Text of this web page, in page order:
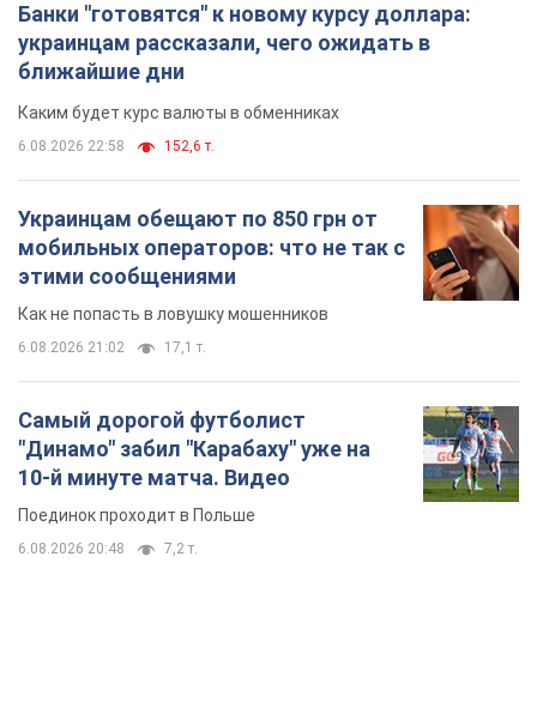
Банки "готовятся" к новому курсу доллара:
украинцам рассказали, чего ожидать в
ближайшие дни
Каким будет курс валюты в обменниках
6.08.2026 22:58 152,6 т.
Украинцам обещают по 850 грн от
мобильных операторов: что не так с
этими сообщениями
Как не попасть в ловушку мошенников
6.08.2026 21:02 17,1 т.
Самый дорогой футболист
"Динамо" забил "Карабаху" уже на
10-й минуте матча. Видео
Поединок проходит в Польше
6.08.2026 20:48 7,2 т.